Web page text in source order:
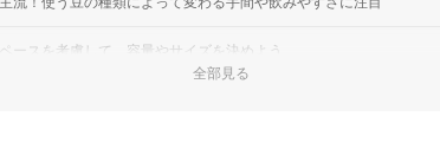
ースを考慮して、容量やサイズを決めよう
全部見る